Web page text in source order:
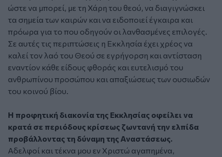
ώστε να μπορεί, με τη Χάρη του θεού, να διαγιγνώσκει
τα σημεία των καιρών και να ειδοποιεί έγκαιρα και
πρόωρα για το που οδηγούν οι λανθασμένες επιλογές.
Σε αυτές τις περιπτώσεις η Εκκλησία έχει χρέος να
καλεί τον λαό του Θεού σε εγρήγορση και αντίσταση
εναντίον κάθε είδους φθοράς και ευτελισμό του
ανθρωπίνου προσώπου και απαξιώσεως των ουσιωδών
του κοινού βίου.
Η προφητική διακονία της Εκκλησίας οφείλει να
κρατά σε περιόδους κρίσεως ζωντανή την ελπίδα
προβάλλοντας τη δύναμη της Αναστάσεως.
Αδελφοί και τέκνα μου εν Χριστώ αγαπημένα,